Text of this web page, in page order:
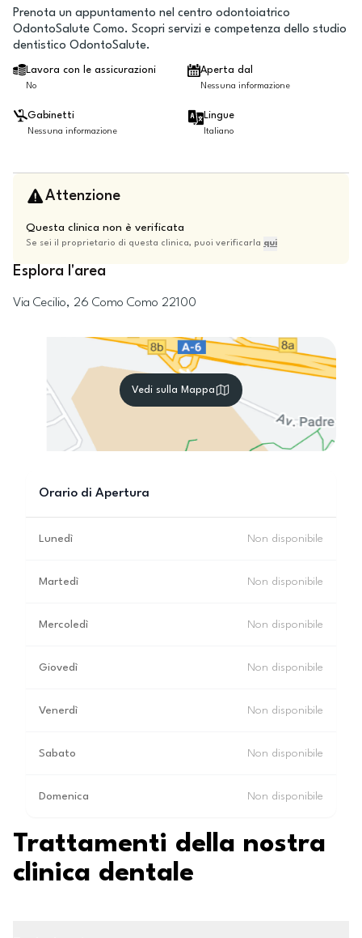
Prenota un appuntamento nel centro odontoiatrico
OdontoSalute Como. Scopri servizi e competenza dello studio
dentistico OdontoSalute.
Lavora con le assicurazioni
No
Aperta dal
Nessuna informazione
Gabinetti
Nessuna informazione
Lingue
Italiano
Attenzione
Questa clinica non è verificata
Se sei il proprietario di questa clinica, puoi verificarla qui
Esplora l'area
Via Cecilio, 26 Como Como 22100
Vedi sulla Mappa
Orario di Apertura
Lunedì Non disponibile
Martedì Non disponibile
Mercoledì Non disponibile
Giovedì Non disponibile
Venerdì Non disponibile
Sabato Non disponibile
Domenica Non disponibile
Trattamenti della nostra
clinica dentale